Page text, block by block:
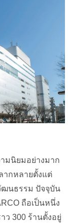
มนิยมอย่างมาก
ากหลายตั้งแต่
ฒนธรรม ปัจจุบัน
ถือเป็นหนึ่ง
300 ร้านตั้งอยู่